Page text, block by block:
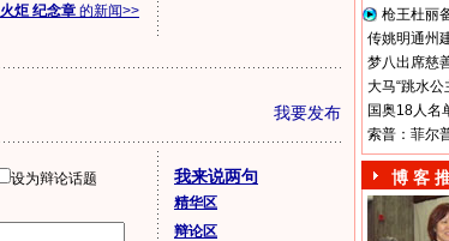
火炬 纪念章 的新闻>>
我要发布
设为辩论话题
我来说两句
精华区
辩论区
枪王杜丽
传姚明通州
梦八出席慈
大马“跳水
国奥18人名
索普：菲尔
博 客